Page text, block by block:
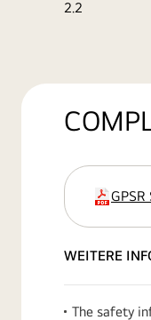
2.2
WEITERE
The safety